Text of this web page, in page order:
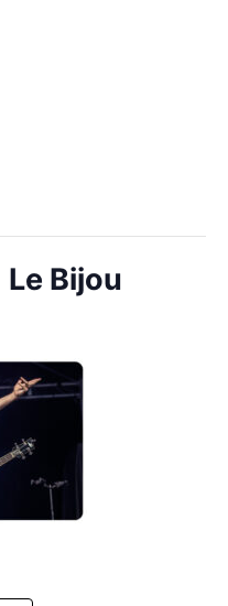
Le Bijou